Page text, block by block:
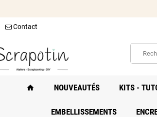
Contact
home NOUVEAUTÉS KITS -
EMBELLISSEMENTS